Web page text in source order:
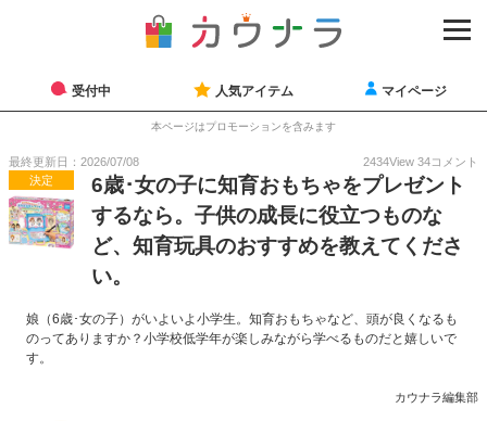
受付中 人気アイテム マイページ
本ページはプロモーションを含みます
最終更新日：2026/07/08 2434View 34コメント
決定
6歳･女の子に知育おもちゃをプレゼント
するなら。子供の成長に役立つものな
ど、知育玩具のおすすめを教えてくださ
い。
娘（6歳･女の子）がいよいよ小学生。知育おもちゃなど、頭が良くなるも
のってありますか？小学校低学年が楽しみながら学べるものだと嬉しいで
す。
カウナラ編集部